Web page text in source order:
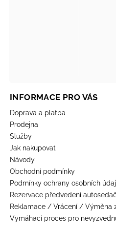
INFORMACE PRO VÁS
Doprava a platba
Prodejna
Služby
Jak nakupovat
Návody
Obchodní podmínky
Podmínky ochrany osobních
Rezervace předvedení
Reklamace / Vrácení / Výměna
Vymáhací proces pro